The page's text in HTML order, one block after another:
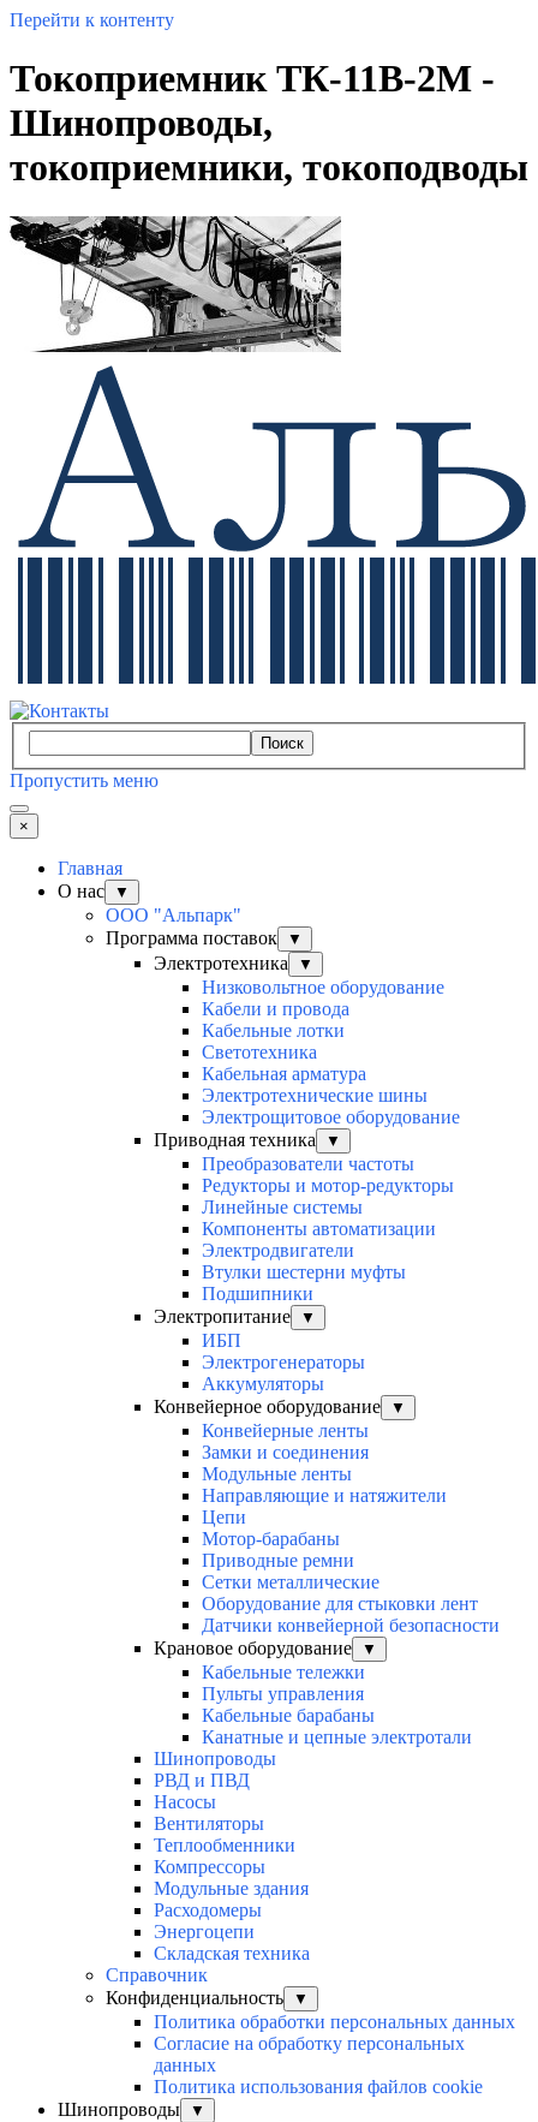
Перейти к контенту
Токоприемник ТК-11В-2М -
Шинопроводы,
токоприемники, токоподводы
Поиск
Пропустить меню
×
Главная
О нас
▼
ООО "Альпарк"
Программа поставок
▼
Электротехника ▼
Низковольтное оборудование
Кабели и провода
Кабельные лотки
Светотехника
Кабельная арматура
Электротехнические шины
Электрощитовое оборудование
Приводная техника
▼
Преобразователи частоты
Редукторы и мотор-редукторы
Линейные системы
Компоненты автоматизации
Электродвигатели
Втулки шестерни муфты
Подшипники
Электропитание
▼
ИБП
Электрогенераторы
Аккумуляторы
Конвейерное оборудование
▼
Конвейерные ленты
Замки и соединения
Модульные ленты
Направляющие и натяжители
Цепи
Мотор-барабаны
Приводные ремни
Сетки металлические
Оборудование для стыковки лент
Датчики конвейерной безопасности
Крановое оборудование
▼
Кабельные тележки
Пульты управления
Кабельные барабаны
Канатные и цепные электротали
Шинопроводы
РВД и ПВД
Насосы
Вентиляторы
Теплообменники
Компрессоры
Модульные здания
Расходомеры
Энергоцепи
Складская техника
Справочник
Конфиденциальность
▼
Политика обработки персональных данных
Согласие на обработку персональных
данных
Политика использования файлов cookie
Шинопроводы
▼